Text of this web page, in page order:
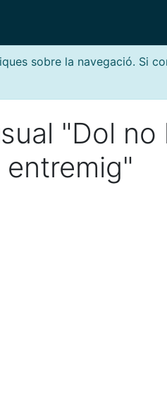
sobre la navegació. Si
"Dol no